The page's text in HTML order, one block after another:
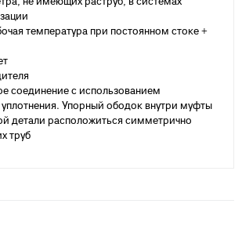
не имеющих раструб, в системах
температура при постоянном стоке +
соединение с использованием
уплотнения. Упорный ободок внутри муфты
детали расположиться симметрично
труб